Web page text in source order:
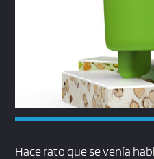
Hace rato que se venía